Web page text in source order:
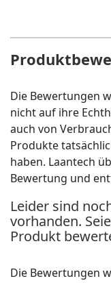
Die Bewertungen
nicht auf ihre
auch von
Produkte
haben. Laantech
Bewertung und
Leider sind
vorhanden.
Produkt
Die Bewertungen